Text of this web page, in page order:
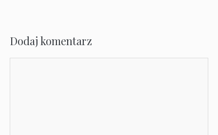
Dodaj komentarz